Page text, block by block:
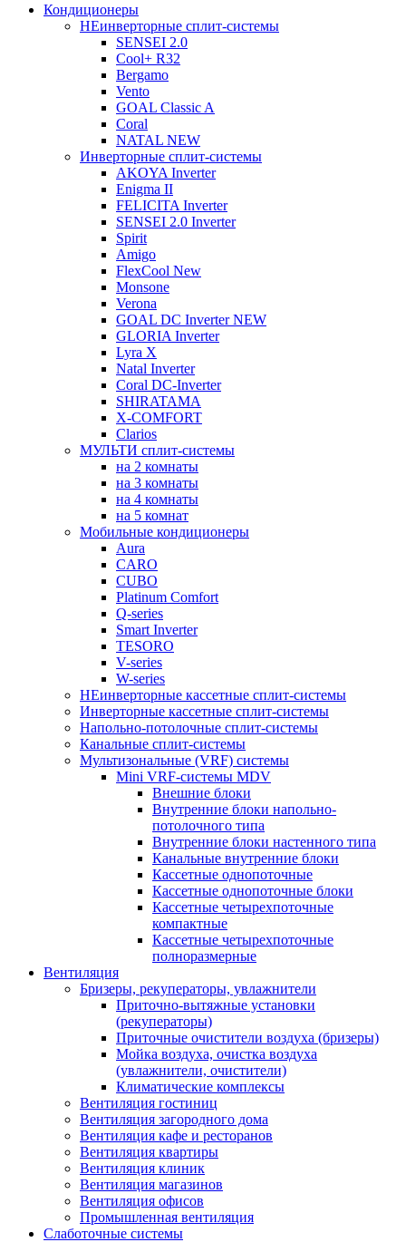
Кондиционеры
НЕинверторные сплит-системы
SENSEI 2.0
Cool+ R32
Bergamo
Vento
GOAL Classic A
Coral
NATAL NEW
Инверторные сплит-системы
AKOYA Inverter
Enigma II
FELICITA Inverter
SENSEI 2.0 Inverter
Spirit
Amigo
FlexCool New
Monsone
Verona
GOAL DC Inverter NEW
GLORIA Inverter
Lyra X
Natal Inverter
Coral DC-Inverter
SHIRATAMA
X-COMFORT
Clarios
МУЛЬТИ сплит-системы
на 2 комнаты
на 3 комнаты
на 4 комнаты
на 5 комнат
Мобильные кондиционеры
Aura
CARO
CUBO
Platinum Comfort
Q-series
Smart Inverter
TESORO
V-series
W-series
НЕинверторные кассетные сплит-системы
Инверторные кассетные сплит-системы
Напольно-потолочные сплит-системы
Канальные сплит-системы
Мультизональные (VRF) системы
Mini VRF-системы MDV
Внешние блоки
Внутренние блоки напольно-
потолочного типа
Внутренние блоки настенного типа
Канальные внутренние блоки
Кассетные однопоточные
Кассетные однопоточные блоки
Кассетные четырехпоточные
компактные
Кассетные четырехпоточные
полноразмерные
Вентиляция
Бризеры, рекуператоры, увлажнители
Приточно-вытяжные установки
(рекуператоры)
Приточные очистители воздуха (бризеры)
Мойка воздуха, очистка воздуха
(увлажнители, очистители)
Климатические комплексы
Вентиляция гостиниц
Вентиляция загородного дома
Вентиляция кафе и ресторанов
Вентиляция квартиры
Вентиляция клиник
Вентиляция магазинов
Вентиляция офисов
Промышленная вентиляция
Слаботочные системы